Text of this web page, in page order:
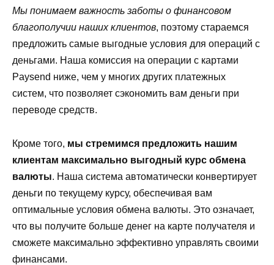
Мы понимаем важность заботы о финансовом
благополучии наших клиентов, поэтому стараемся
предложить самые выгодные условия для операций с
деньгами. Наша комиссия на операции с картами
Paysend ниже, чем у многих других платежных
систем, что позволяет сэкономить вам деньги при
переводе средств.
Кроме того, мы стремимся предложить нашим
клиентам максимально выгодный курс обмена
валюты. Наша система автоматически конвертирует
деньги по текущему курсу, обеспечивая вам
оптимальные условия обмена валюты. Это означает,
что вы получите больше денег на карте получателя и
сможете максимально эффективно управлять своими
финансами.